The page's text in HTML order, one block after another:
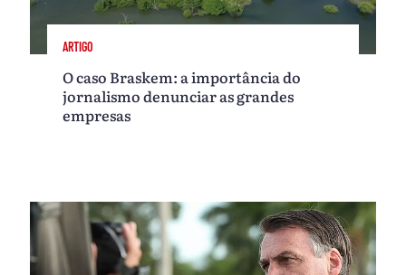
ARTIGO
O caso Braskem: a importância do
jornalismo denunciar as grandes
empresas